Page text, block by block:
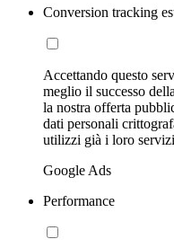
Conversion tracking
Accettando questo
meglio il successo
la nostra offerta
dati personali
utilizzi già i loro
Google Ads
Performance